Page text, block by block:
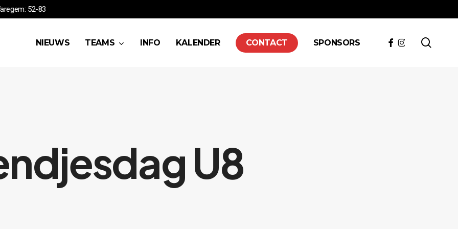
HSEA vs Waregem: 52-83
NIEUWS TEAMS INFO KALENDER CONTACT SPONSORS FACEBOOK
INSTAGRAM
U8